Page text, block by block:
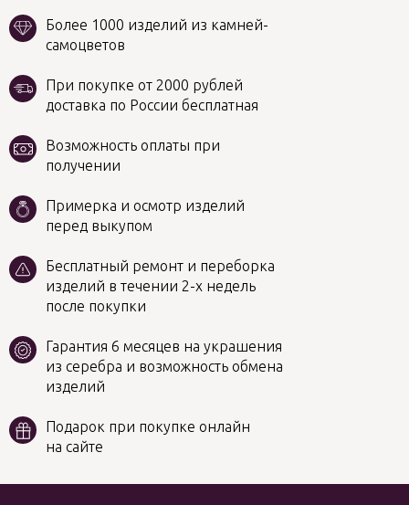
Бесплатный ремонт и переборка
изделий в течении 2-х недель
после покупки
Примерка и осмотр изделий
перед выкупом
Более 1000 изделий из камней-
самоцветов
Гарантия 6 месяцев на украшения
из серебра и возможность обмена
изделий
Возможность оплаты при
получении
При покупке от 2000 рублей
доставка по России бесплатная
Подарок при покупке онлайн
на сайте